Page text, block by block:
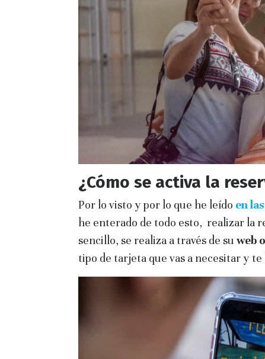
¿Cómo se activa la
Por lo visto y por lo que he leído en
he enterado de todo esto, realizar la
sencillo, se realiza a través de suweb
tipo de tarjeta que vas a necesitar y te